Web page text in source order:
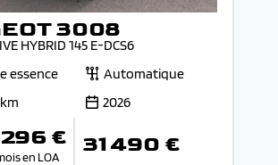
3008
HYBRID 145 E-DCS6
essence
Automatique
2026
296 €
en LOA 31 490 €